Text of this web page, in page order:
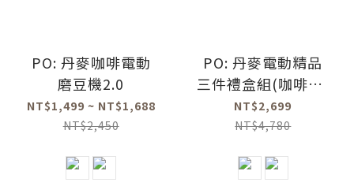
PO: 丹麥咖啡電動
磨豆機2.0
NT$1,499 ~ NT$1,688
NT$2,450
PO: 丹麥電動精品
三件禮盒組(咖啡壺-
共2色/玻璃杯
350ml-共4色/電動
NT$2,699
NT$4,780